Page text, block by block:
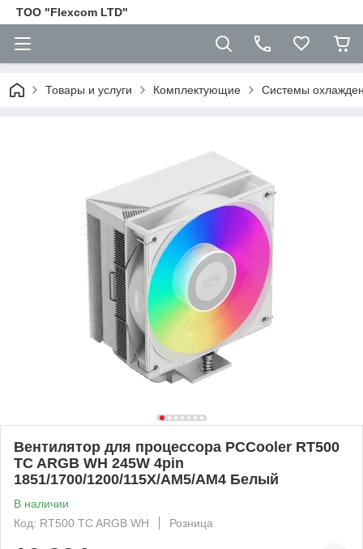
ТОО "Flexcom LTD"
Товары и услуги Комплектующие Cистемы
Вентилятор для процессора PCCooler RT500
TC ARGB WH 245W 4pin
1851/1700/1200/115X/AM5/AM4 Белый
В наличии
Код: RT500 TC ARGB WH
Розница